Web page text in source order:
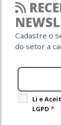
Cadastre o
do setor a
Li e
LGPD *